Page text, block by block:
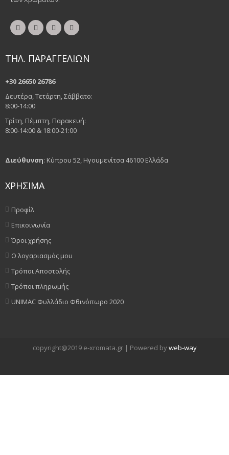
ΤΗΛ. ΠΑΡΑΓΓΕΛΙΩΝ
+30 26650 26786
Δευτέρα, Τετάρτη, Σάββατο:
8:00-14:00
Τρίτη, Πέμπτη, Παρακευή:
8:00-14:00 & 18:00-21:00
Διεύθυνση: Κύπρου 52, Ηγουμενίτσα 46100 Ελλάδα
ΧΡΗΣΙΜΑ
Προφίλ
Επικοινωνία
Όροι χρήσης
Ο λογαριασμός μου
Τρόποι Αποστολής
Τρόποι πληρωμής
UNIMAC Φυλλάδιο Φθινόπωρο 2020
copyright@2019 e-xromata.gr | Powered byweb-way